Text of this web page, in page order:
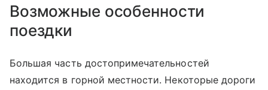
Возможные особенности
поездки
Большая часть достопримечательностей
находится в горной местности. Некоторые дороги